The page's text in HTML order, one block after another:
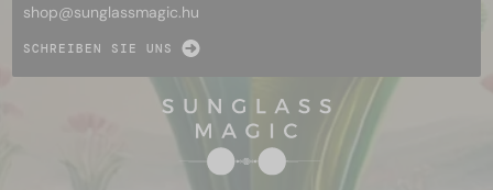
shop@sunglassmagic.hu
SCHREIBEN SIE UNS